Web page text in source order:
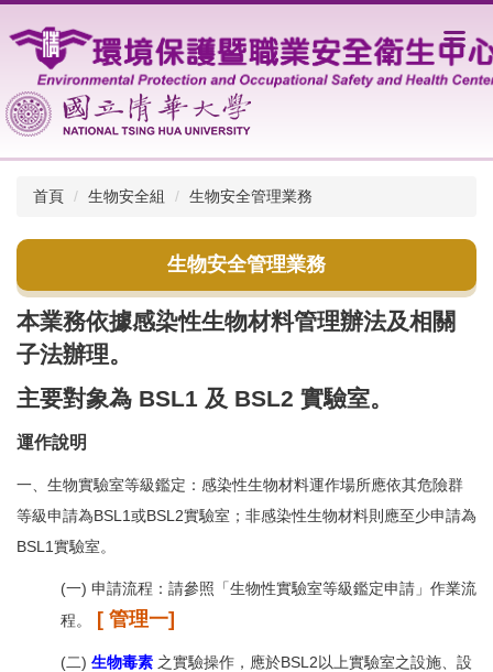
到
內
容
區
首頁 生物安全組 生物安全管理業務
生物安全管理業務
本業務依據感染性生物材料管理辦法及相關
子法辦理。
主要對象為 BSL1 及 BSL2 實驗室。
運作說明
一、生物實驗室等級鑑定：感染性生物材料運作場所應依其危險群
等級申請為BSL1或BSL2實驗室；非感染性生物材料則應至少申請為
BSL1實驗室。
(一) 申請流程：請參照「生物性實驗室等級鑑定申請」作業流
程。
[ 管理一]
(二) 生物毒素 之實驗操作，應於BSL2以上實驗室之設施、設